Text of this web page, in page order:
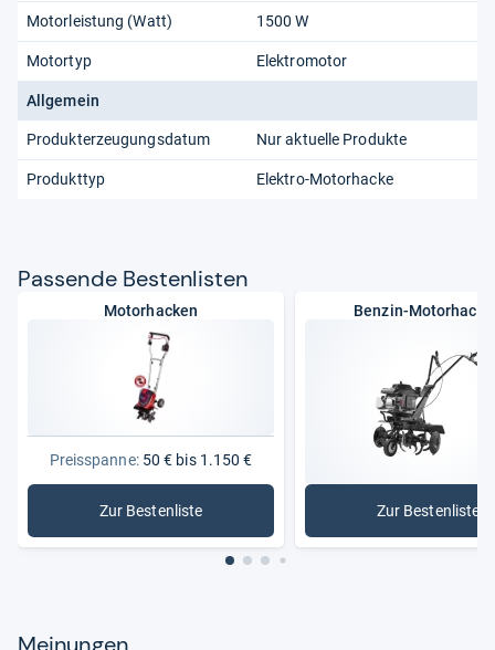
Motorleistung (Watt) 1500 W
Motortyp Elektromotor
Allgemein
Produkterzeugungsdatum Nur aktuelle Produkte
Produkttyp Elektro-Motorhacke
Pas­sende Bes­ten­lis­ten
Motorhacken
Preisspanne:50 € bis 1.150 €
Zur Bestenliste
: Motorhacken
Benzin-
Zur Bestenliste
: Benzin-